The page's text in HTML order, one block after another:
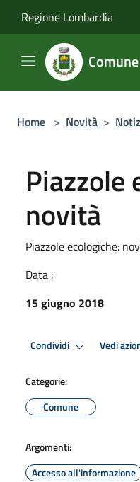
Regione Lombardia
Home > Novità >
Piazzole
novità
Piazzole ecologiche:
Data :
15 giugno 2018
Condividi Vedi
Categorie:
Comune
Argomenti:
Accesso all'informazione